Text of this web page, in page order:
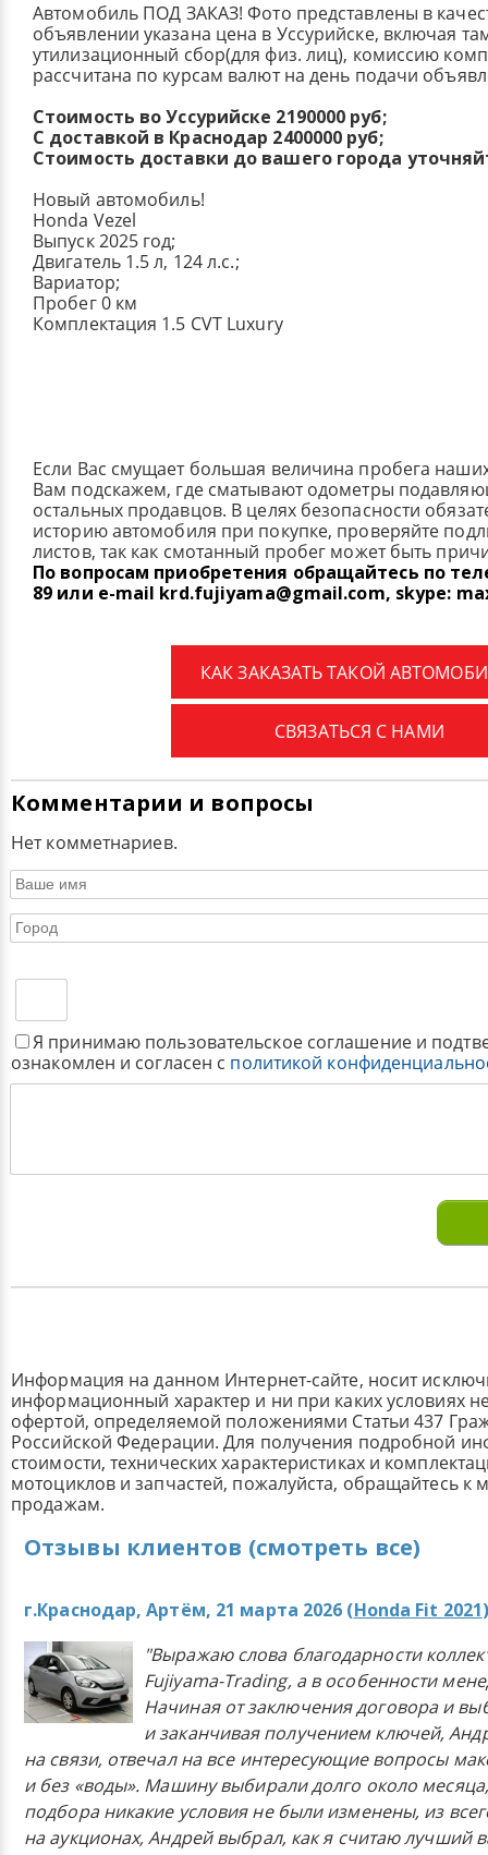
Автомобиль ПОД ЗАКАЗ! Фото представлены в
объявлении указана цена в Уссурийске, включая
утилизационный сбор(для физ. лиц), комиссию
рассчитана по курсам валют на день подачи
Стоимость во Уссурийске 2190000 руб;
С доставкой в Краснодар 2400000 руб;
Стоимость доставки до вашего города
Новый автомобиль!
Honda Vezel
Выпуск 2025 год;
Двигатель 1.5 л, 124 л.с.;
Вариатор;
Пробег 0 км
Комплектация 1.5 CVT Luxury
Если Вас смущает большая величина пробега
Вам подскажем, где сматывают одометры
остальных продавцов. В целях безопасности
историю автомобиля при покупке, проверяйте
листов, так как смотанный пробег может быть
По вопросам приобретения обращайтесь по
89 или e-mail krd.fujiyama@gmail.com, skype:
КАК ЗАКАЗАТЬ ТАКОЙ
СВЯЗАТЬСЯ С НАМИ
Комментарии и вопросы
Нет комметнариев.
Я принимаю пользовательское соглашение и
ознакомлен и согласен с политикой
Информация на данном Интернет-сайте, носит
информационный характер и ни при каких условиях
офертой, определяемой положениями Статьи 437
Российской Федерации. Для получения подробной
стоимости, технических характеристиках и
мотоциклов и запчастей, пожалуйста, обращайтесь к
продажам.
Отзывы клиентов (смотреть все)
г.Краснодар, Артём, 21 марта 2026 (Honda Fit 2021
"Выражаю слова благодарности
Fujiyama-Trading, а в особенности
Начиная от заключения договора и
и заканчивая получением ключей,
на связи, отвечал на все интересующие вопросы
и без «воды». Машину выбирали долго около
подбора никакие условия не были изменены, из
на аукционах, Андрей выбрал, как я считаю лучший